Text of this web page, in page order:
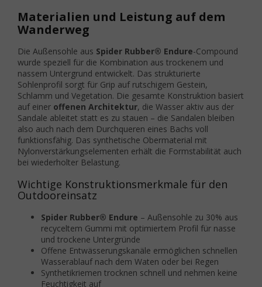
Materialien und Leistung auf dem
Wanderweg
Die Außensohle aus Spider Rubber® Endure-Compound
wurde speziell für die Kombination aus trockenem und
nassem Untergrund entwickelt. Das strukturierte
Sohlenprofil sorgt für Grip auf rutschigem Gestein,
Schlamm und Vegetation. Die gesamte Konstruktion basiert
auf einer offenen Architektur, die Wasser aktiv aus der
Sandale ableitet statt es zu stauen – die Sandalen bleiben
also auch nach dem Durchqueren eines Bachs voll
funktionsfähig. Das synthetische Obermaterial mit
Nylonverstärkungselementen erhält die Formstabilität auch
bei wiederholter Belastung.
Wichtige Konstruktionsmerkmale für den
Outdooreinsatz
Spider Rubber® Endure – Außensohle zu 30% aus
recyceltem Gummi mit optimiertem Profil für nasse
und trockene Untergründe
Offene Entwässerungskanäle ermöglichen schnellen
Wasserablauf nach dem Waten oder bei Regen
Synthetikriemen trocknen schnell und nehmen keine
Feuchtigkeit auf